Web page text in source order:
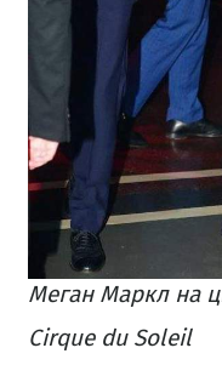
Меган Маркл на
Cirque du Soleil